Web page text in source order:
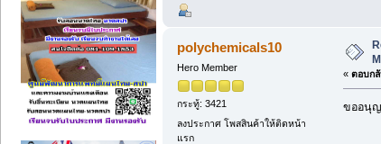
polychemicals10
Hero Member
กระทู้: 3421
ลงประกาศ โพสสินค้าให้ติดหน้า
แรก
« ตอบกลั
ขออนุญ